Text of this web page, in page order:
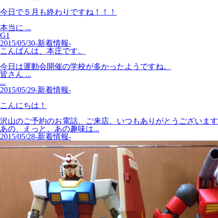
今日で５月も終わりですね！！！
本当に ...
G1
2015/05/30-新着情報-
こんばんは、本庄です。
今日は運動会開催の学校が多かったようですね。
皆さん ...
...
2015/05/29-新着情報-
こんにちは！
沢山のご予約のお電話、ご来店、いつもありがとうございま
あの、えっと、あの趣味は...
2015/05/28-新着情報-